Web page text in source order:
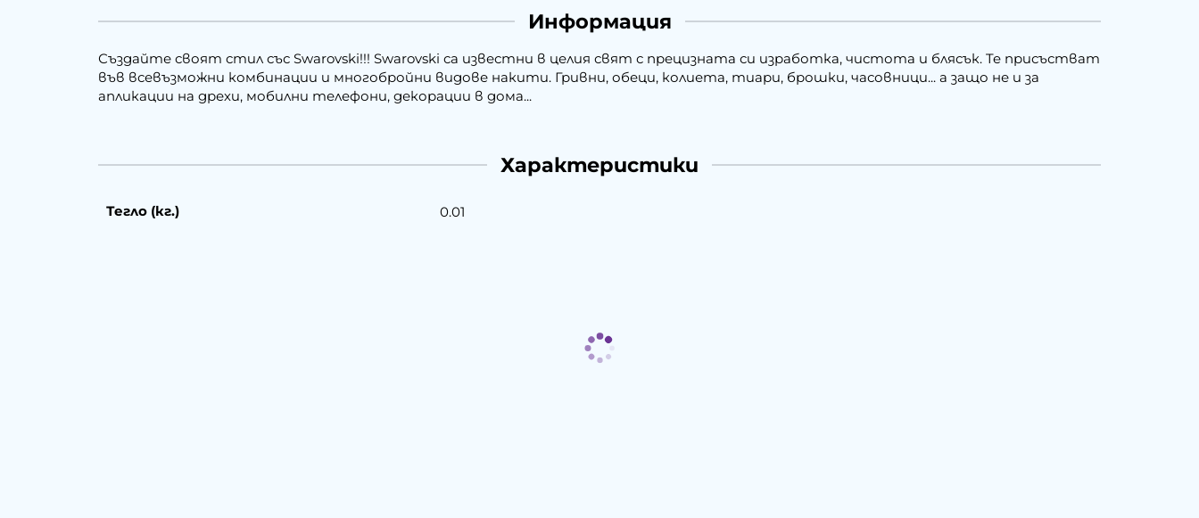
Информация
Създайте своят стил със Swarovski!!! Swarovski са известни в целия свят с прецизната си изработка, чистота и блясък. Te присъстват
във всевъзможни комбинации и многобройни видове накити. Гривни, обеци, колиета, тиари, брошки, часовници... а защо не и за
апликации на дрехи, мобилни телефони, декорации в дома...
Характеристики
Тегло (кг.) 0.01